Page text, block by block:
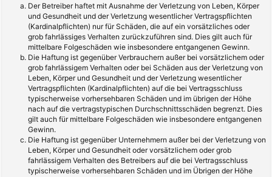
Der Betreiber haftet mit Ausnahme der Verletzung von Leben, Körper
und Gesundheit und der Verletzung wesentlicher Vertragspflichten
(Kardinalpflichten) nur für Schäden, die auf ein vorsätzliches oder
grob fahrlässiges Verhalten zurückzuführen sind. Dies gilt auch für
mittelbare Folgeschäden wie insbesondere entgangenen Gewinn.
Die Haftung ist gegenüber Verbrauchern außer bei vorsätzlichem oder
grob fahrlässigem Verhalten oder bei Schäden aus der Verletzung von
Leben, Körper und Gesundheit und der Verletzung wesentlicher
Vertragspflichten (Kardinalpflichten) auf die bei Vertragsschluss
typischerweise vorhersehbaren Schäden und im übrigen der Höhe
nach auf die vertragstypischen Durchschnittsschäden begrenzt. Dies
gilt auch für mittelbare Folgeschäden wie insbesondere entgangenen
Gewinn.
Die Haftung ist gegenüber Unternehmern außer bei der Verletzung von
Leben, Körper und Gesundheit oder vorsätzlichem oder grob
fahrlässigem Verhalten des Betreibers auf die bei Vertragsschluss
typischerweise vorhersehbaren Schäden und im Übrigen der Höhe